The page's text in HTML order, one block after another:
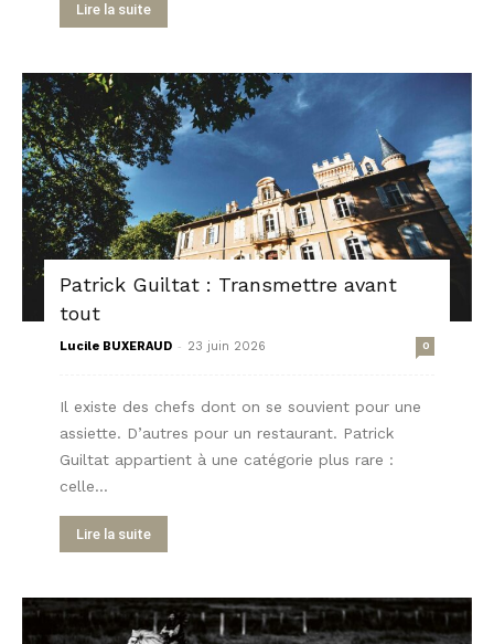
Lire la suite
Patrick Guiltat : Transmettre avant
tout
Lucile BUXERAUD - 23 juin 2026 0
Il existe des chefs dont on se souvient pour une
assiette. D’autres pour un restaurant. Patrick
Guiltat appartient à une catégorie plus rare :
celle...
Lire la suite